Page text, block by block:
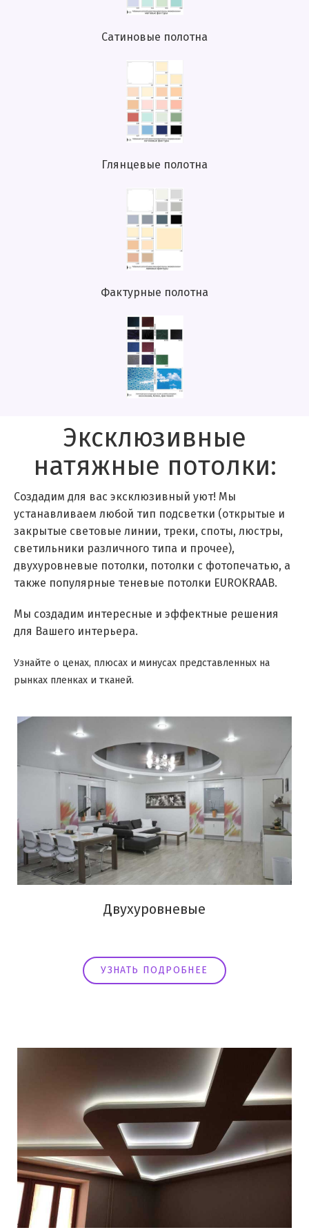
Сатиновые полотна
Глянцевые полотна
Фактурные полотна
Эксклюзивные
натяжные потолки:
Создадим для вас эксклюзивный уют! Мы
устанавливаем любой тип подсветки (открытые и
закрытые световые линии, треки, споты, люстры,
светильники различного типа и прочее),
двухуровневые потолки, потолки с фотопечатью, а
также популярные теневые потолки EUROKRAAB.
Мы создадим интересные и эффектные решения
для Вашего интерьера.
Узнайте о ценах, плюсах и минусах представленных на
рынках пленках и тканей.
Двухуровневые
УЗНАТЬ ПОДРОБНЕЕ